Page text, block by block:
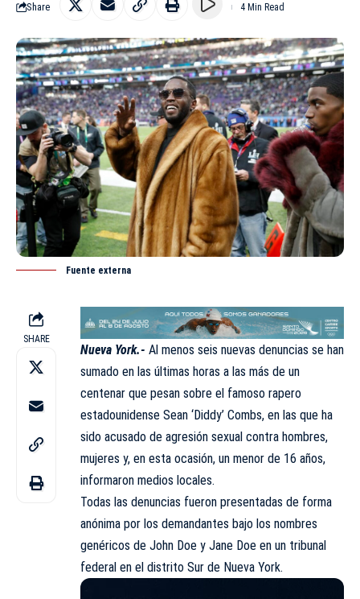
Share 4 Min Read
Fuente externa
SHARE
Nueva York.- Al menos seis nuevas denuncias se han
sumado en las últimas horas a las más de un
centenar que pesan sobre el famoso rapero
estadounidense Sean ‘Diddy’ Combs, en las que ha
sido acusado de agresión sexual contra hombres,
mujeres y, en esta ocasión, un menor de 16 años,
informaron medios locales.
Todas las denuncias fueron presentadas de forma
anónima por los demandantes bajo los nombres
genéricos de John Doe y Jane Doe en un tribunal
federal en el distrito Sur de Nueva York.